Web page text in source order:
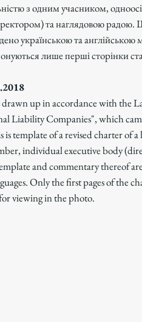
з одним учасником,
та наглядовою радою.
українською та
лише перші сторінки
up in accordance with the
Liability Companies", which
is template of a revised charter of
individual executive body
and commentary thereof
Only the first pages of the
viewing in the photo.